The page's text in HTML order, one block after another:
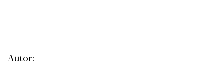
Autor: